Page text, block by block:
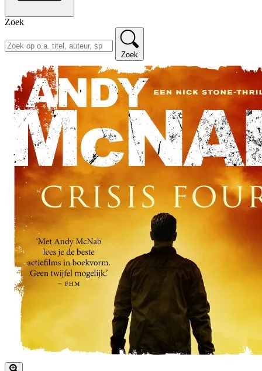
Zoek
Zoek